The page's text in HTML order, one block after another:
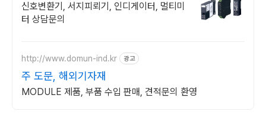
신호변환기, 서지피뢰기, 인디게이터, 멀티미
터 상담문의
http://www.domun-ind.kr 광고
주 도문, 해외기자재
MODULE 제품, 부품 수입 판매, 견적문의 환영